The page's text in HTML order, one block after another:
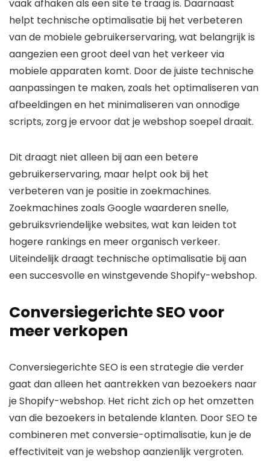
vaak afhaken als een site te traag is. Daarnaast
helpt technische optimalisatie bij het verbeteren
van de mobiele gebruikerservaring, wat belangrijk is
aangezien een groot deel van het verkeer via
mobiele apparaten komt. Door de juiste technische
aanpassingen te maken, zoals het optimaliseren van
afbeeldingen en het minimaliseren van onnodige
scripts, zorg je ervoor dat je webshop soepel draait.
Dit draagt niet alleen bij aan een betere
gebruikerservaring, maar helpt ook bij het
verbeteren van je positie in zoekmachines.
Zoekmachines zoals Google waarderen snelle,
gebruiksvriendelijke websites, wat kan leiden tot
hogere rankings en meer organisch verkeer.
Uiteindelijk draagt technische optimalisatie bij aan
een succesvolle en winstgevende Shopify-webshop.
Conversiegerichte SEO voor
meer verkopen
Conversiegerichte SEO is een strategie die verder
gaat dan alleen het aantrekken van bezoekers naar
je Shopify-webshop. Het richt zich op het omzetten
van die bezoekers in betalende klanten. Door SEO te
combineren met conversie-optimalisatie, kun je de
effectiviteit van je webshop aanzienlijk vergroten.